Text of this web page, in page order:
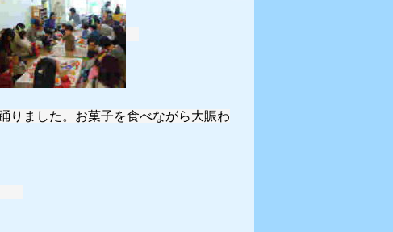
りました。お菓子を食べながら大賑わ